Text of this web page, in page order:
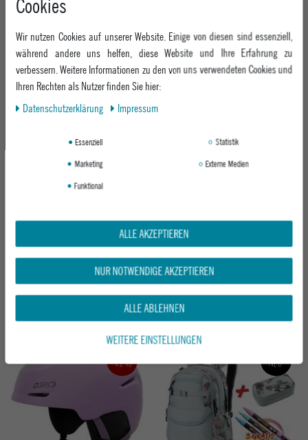
SNOWBOARDHOSE K' SKYLAR
ab 99,95 €
TWILIGHT BLUE
UVP 159,95 €
ab 109,95 €
Neu
NITRO KINDER FREESTYLE NITRO KINDER ALL MOUNTAIN
MARCUS KLEVELAND
UVP 479,95 €
-22% Neu
Cookies
Wir nutzen Cookies auf unserer Website. Einige von diesen sind essenziell,
während andere uns helfen, diese Website und Ihre Erfahrung zu
verbessern. Weitere Informationen zu den von uns verwendeten Cookies und
Ihren Rechten als Nutzer finden Sie hier:
Daten­schutz­erklärung
Impressum
Essenziell
Statistik
Marketing
Externe Medien
Funktional
ALLE AKZEPTIEREN
NUR NOTWENDIGE AKZEPTIEREN
ALLE ABLEHNEN
WEITERE EINSTELLUNGEN